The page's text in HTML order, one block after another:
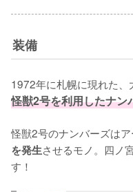
装備
1972年に札幌に現れた
怪獣2号を利用したナン
怪獣2号のナンバーズはア
を発生させるモノ。四ノ
す！